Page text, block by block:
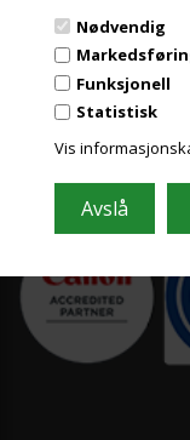
Nødvendig
Funksjonell
Statistisk
Vis